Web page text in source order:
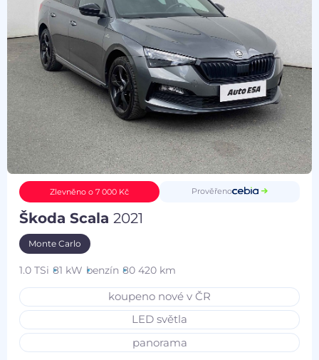
Zlevněno o 7 000 Kč Prověřeno
Škoda Scala2021
Monte Carlo
1.0 TSi 81 kW benzín 80 420 km
koupeno nové v ČR
LED světla
panorama